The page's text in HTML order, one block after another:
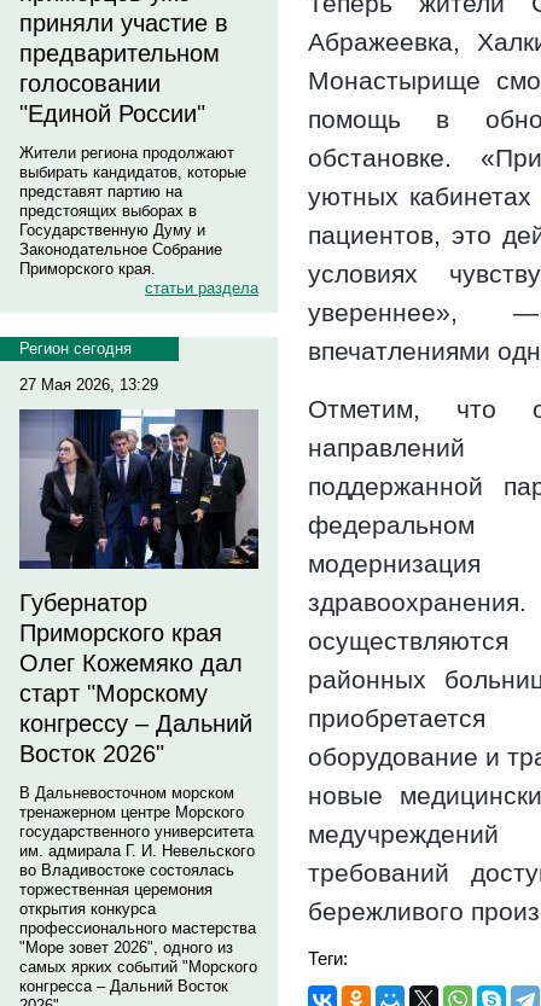
приняли участие в
предварительном
голосовании
"Единой России"
Жители региона продолжают
выбирать кандидатов, которые
представят партию на
предстоящих выборах в
Государственную Думу и
Законодательное Собрание
Приморского края.
статьи раздела
Регион сегодня
27 Мая 2026, 13:29
Губернатор
Приморского края
Олег Кожемяко дал
старт "Морскому
конгрессу – Дальний
Восток 2026"
В Дальневосточном морском
тренажерном центре Морского
государственного университета
им. адмирала Г. И. Невельского
во Владивостоке состоялась
торжественная церемония
открытия конкурса
профессионального мастерства
"Море зовет 2026", одного из
самых ярких событий "Морского
конгресса – Дальний Восток
Абражеевка,
Монастырище
помощь в
обстановке.
уютных
пациентов, это
условиях
увереннее»,
впечатлениями
Отметим, что
направлений
поддержанной
районных
оборудование и
новые
требований
бережливого
Теги: